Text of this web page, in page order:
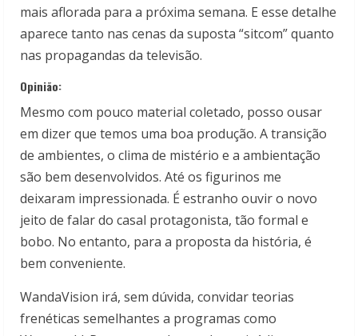
mais aflorada para a próxima semana. E esse detalhe
aparece tanto nas cenas da suposta “sitcom” quanto
nas propagandas da televisão.
Opinião:
Mesmo com pouco material coletado, posso ousar
em dizer que temos uma boa produção. A transição
de ambientes, o clima de mistério e a ambientação
são bem desenvolvidos. Até os figurinos me
deixaram impressionada. É estranho ouvir o novo
jeito de falar do casal protagonista, tão formal e
bobo. No entanto, para a proposta da história, é
bem conveniente.
WandaVision irá, sem dúvida, convidar teorias
frenéticas semelhantes a programas como